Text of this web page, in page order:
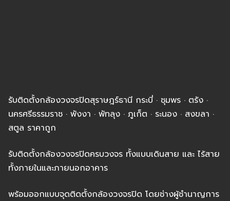
รับติดตั้งกล้องวงจรปิดสุราษฎร์ธานี กระบี่ · ชุมพร · ตรัง ·
นครศรีธรรมราช · พังงา · พัทลุง · ภูเก็ต · ระนอง · สงขลา ·
สตูล ราคาถูก
รับติดตั้งกล้องวงจรปิดครบวงจร ทั้งแบบเดินสาย และ ไร้สาย
ทั้งภายในและภายนอกอาคาร
พร้อมออกแบบจุดติดตั้งกล้องวงจรปิด โดยช่างผู้ชำนาญการ